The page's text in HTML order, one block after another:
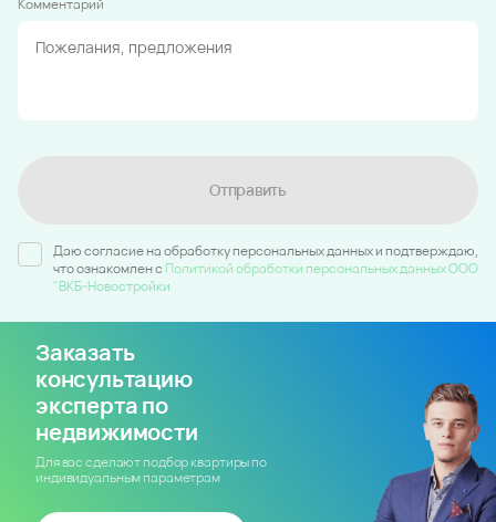
Комментарий
Отправить
Даю согласие на обработку персональных данных и подтверждаю,
что ознакомлен c Политикой обработки персональных данных ООО
"ВКБ-Новостройки
Заказать
консультацию
эксперта по
недвижимости
Для вас сделают подбор квартиры по
индивидуальным параметрам